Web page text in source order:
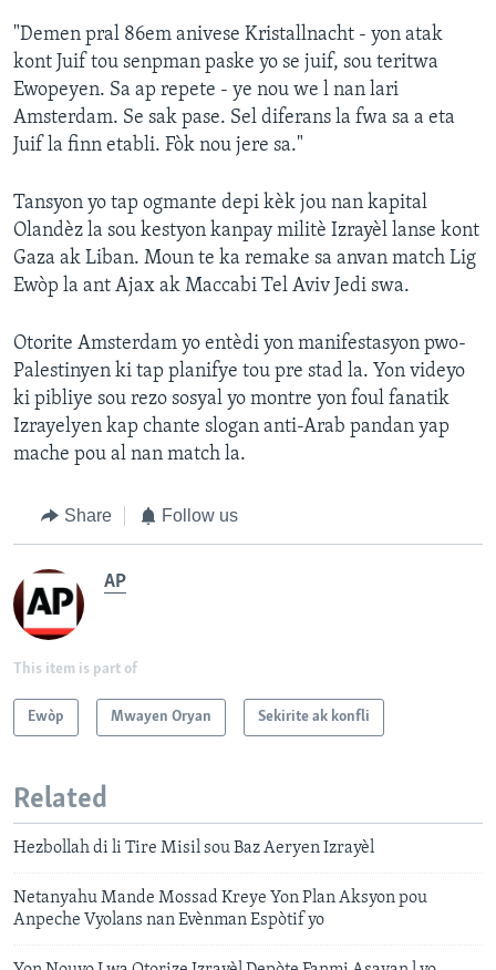
"Demen pral 86em anivese Kristallnacht - yon atak
kont Juif tou senpman paske yo se juif, sou teritwa
Ewopeyen. Sa ap repete - ye nou we l nan lari
Amsterdam. Se sak pase. Sel diferans la fwa sa a eta
Juif la finn etabli. Fòk nou jere sa."
Tansyon yo tap ogmante depi kèk jou nan kapital
Olandèz la sou kestyon kanpay militè Izrayèl lanse kont
Gaza ak Liban. Moun te ka remake sa anvan match Lig
Ewòp la ant Ajax ak Maccabi Tel Aviv Jedi swa.
Otorite Amsterdam yo entèdi yon manifestasyon pwo-
Palestinyen ki tap planifye tou pre stad la. Yon videyo
ki pibliye sou rezo sosyal yo montre yon foul fanatik
Izrayelyen kap chante slogan anti-Arab pandan yap
mache pou al nan match la.
Share Follow us
AP
This item is part of
Ewòp Mwayen Oryan Sekirite ak konfli
Related
Hezbollah di li Tire Misil sou Baz Aeryen Izrayèl
Netanyahu Mande Mossad Kreye Yon Plan Aksyon pou
Anpeche Vyolans nan Evènman Espòtif yo